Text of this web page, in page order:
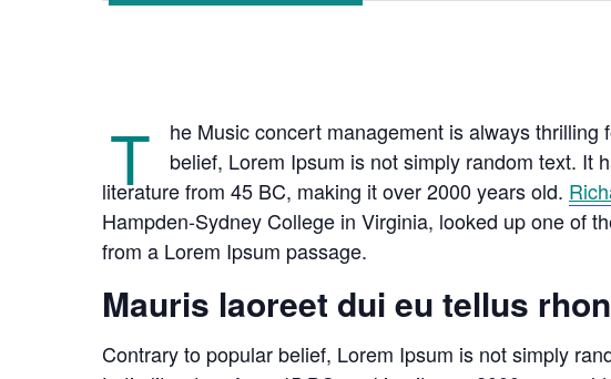
T
he Music concert management is always
belief, Lorem Ipsum is not simply random text. It
literature from 45 BC, making it over 2000 years old.
Hampden-Sydney College in Virginia, looked up one of
from a Lorem Ipsum passage.
Mauris laoreet dui eu tellus
Contrary to popular belief, Lorem Ipsum is not simply